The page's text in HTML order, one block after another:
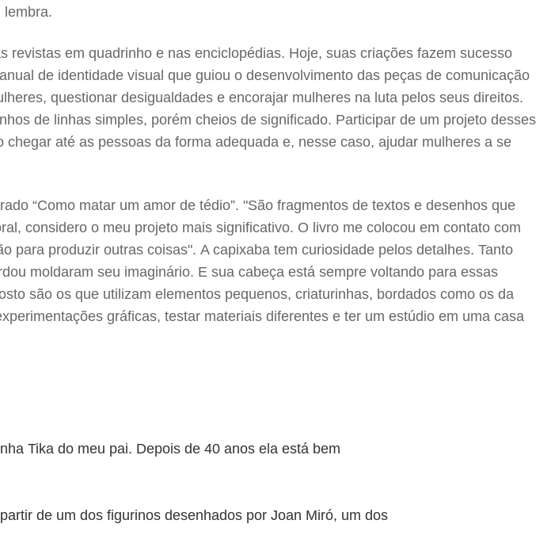
lembra.
em quadrinho e nas enciclopédias. Hoje, suas criações fazem sucesso
de identidade visual que guiou o desenvolvimento das peças de comunicação
questionar desigualdades e encorajar mulheres na luta pelos seus direitos.
de linhas simples, porém cheios de significado. Participar de um projeto desses
até as pessoas da forma adequada e, nesse caso, ajudar mulheres a se
“Como matar um amor de tédio”. "São fragmentos de textos e desenhos que
considero o meu projeto mais significativo. O livro me colocou em contato com
para produzir outras coisas". A capixaba tem curiosidade pelos detalhes. Tanto
moldaram seu imaginário. E sua cabeça está sempre voltando para essas
são os que utilizam elementos pequenos, criaturinhas, bordados como os da
gráficas, testar materiais diferentes e ter um estúdio em uma casa
Tika do meu pai. Depois de 40 anos ela está bem
de um dos figurinos desenhados por Joan Miró, um dos